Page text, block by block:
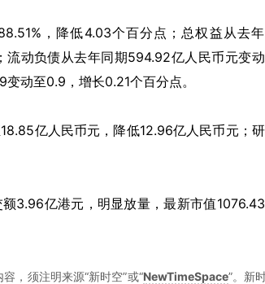
，降低4.03个百分点；总权益从去
动负债从去年同期594.92亿人民币元变
动至0.9，增长0.21个百分点。
亿人民币元，降低12.96亿人民币元；
3.96亿港元，明显放量，最新市值
，须注明来源“新时空”或“NewTimeSpace”。新